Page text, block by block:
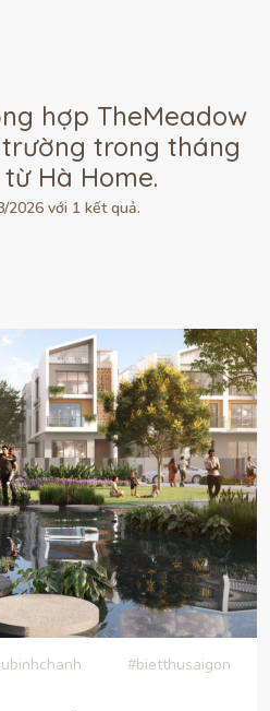
hợp TheMeadow
trong tháng
Hà Home.
2026 với 1 kết quả.
#bietthusaigon